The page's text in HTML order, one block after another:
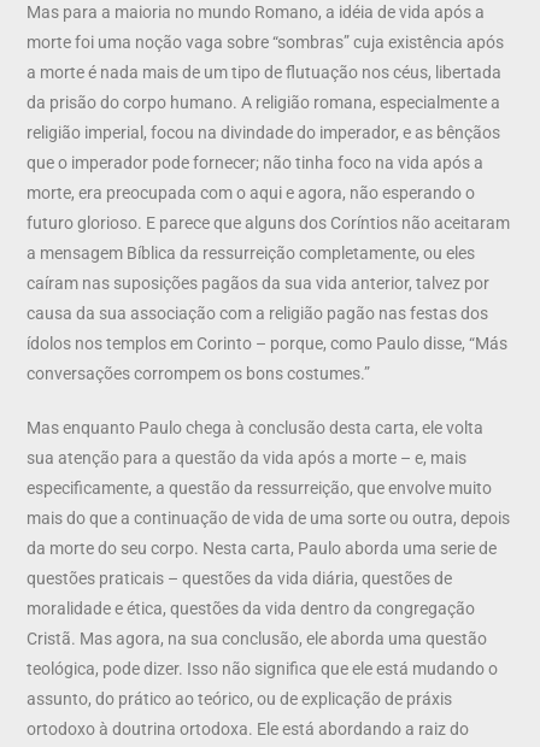
Mas para a maioria no mundo Romano, a idéia de vida após a
morte foi uma noção vaga sobre “sombras” cuja existência após
a morte é nada mais de um tipo de flutuação nos céus, libertada
da prisão do corpo humano. A religião romana, especialmente a
religião imperial, focou na divindade do imperador, e as bênçãos
que o imperador pode fornecer; não tinha foco na vida após a
morte, era preocupada com o aqui e agora, não esperando o
futuro glorioso. E parece que alguns dos Coríntios não aceitaram
a mensagem Bíblica da ressurreição completamente, ou eles
caíram nas suposições pagãos da sua vida anterior, talvez por
causa da sua associação com a religião pagão nas festas dos
ídolos nos templos em Corinto – porque, como Paulo disse, “Más
conversações corrompem os bons costumes.”
Mas enquanto Paulo chega à conclusão desta carta, ele volta
sua atenção para a questão da vida após a morte – e, mais
especificamente, a questão da ressurreição, que envolve muito
mais do que a continuação de vida de uma sorte ou outra, depois
da morte do seu corpo. Nesta carta, Paulo aborda uma serie de
questões praticais – questões da vida diária, questões de
moralidade e ética, questões da vida dentro da congregação
Cristã. Mas agora, na sua conclusão, ele aborda uma questão
teológica, pode dizer. Isso não significa que ele está mudando o
assunto, do prático ao teórico, ou de explicação de práxis
ortodoxo à doutrina ortodoxa. Ele está abordando a raiz do